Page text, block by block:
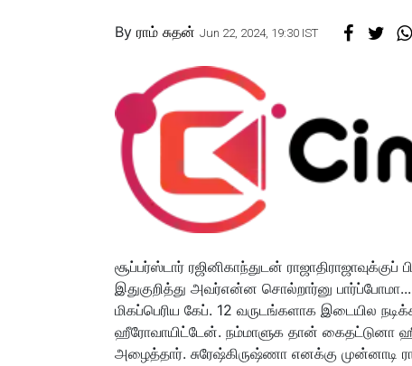
By ராம் சுதன் Jun 22, 2024, 19:30 IST
சூப்பர்ஸ்டார் ரஜினிகாந்துடன்
இதுகுறித்து அவர்என்ன சொல்றார்னு பார்ப்போமா...
மிகப்பெரிய கேப். 12 வருடங்களாக இடையில
ஹீரோவாயிட்டேன். நம்மாளுக தான் கைதட்டுனா
அழைத்தார். சுரேஷ்கிருஷ்ணா எனக்கு முன்னாடி